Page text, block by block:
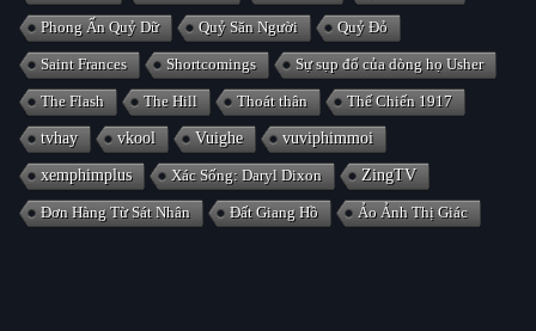
Phong Ấn Quỷ Dữ Quỷ Săn Người Quỷ Đỏ
Saint Frances Shortcomings Sự sụp đổ của dòng họ Usher
The Flash The Hill Thoát thân Thế Chiến 1917
tvhay vkool Vuighe vuviphimmoi
xemphimplus Xác Sống: Daryl Dixon ZingTV
Đơn Hàng Từ Sát Nhân Đất Giang Hồ Ảo Ảnh Thị Giác